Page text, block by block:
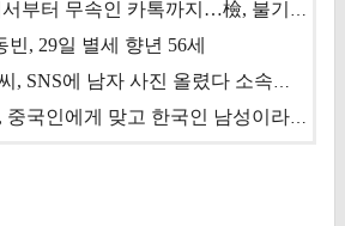
민희진 입사 동의서부터 무속인 카톡까지…檢, 불기소 처분 근거들 [이슈&톡]
, 29일 별세 향년 56세
아이돌 연습생 A씨, SNS에 남자 사진 올렸다 소속사 퇴출
대만 인플루언서, 중국인에게 맞고 한국인 남성이라 진술 '후폭풍'